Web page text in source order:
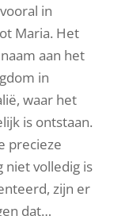
in
Maria. Het
aan het
in
waar het
is ontstaan.
precieze
niet volledig is
zijn er
dat…